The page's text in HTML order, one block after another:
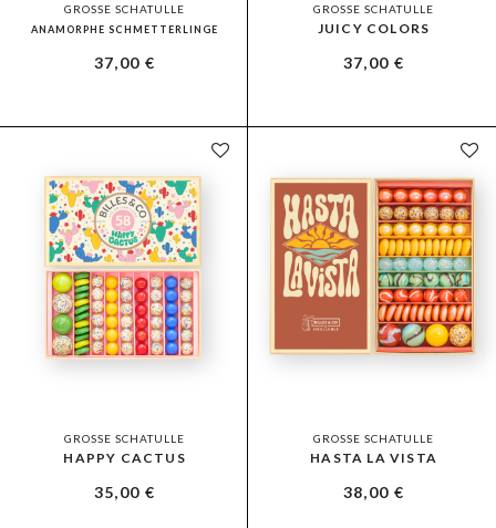
GROSSE SCHATULLE
ANAMORPHE SCHMETTERLINGE
37,00€
GROSSE SCHATULLE
JUICY COLORS
37,00€
GROSSE SCHATULLE
HAPPY CACTUS
35,00€
GROSSE SCHATULLE
HASTA LA VISTA
38,00€